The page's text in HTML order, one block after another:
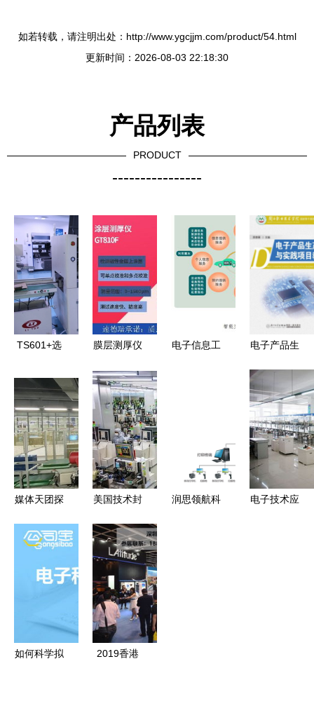
如若转载，请注明出处：http://www.ygcjjm.com/product/54.html
更新时间：2026-08-03 22:18:30
产品列表
PRODUCT
----------------
TS601+选
涂覆机 赋
能电子产品
防潮工艺与
技术开发
膜层测厚仪
价格 报价
膜层测厚仪
品牌厂家
电子信息工
电子产品生
践项目教程
从概念到成
品的创新之
旅
媒体天团探
湖南智能制
秘电子产品
新篇章
美国技术封
导体业的破
局之路 从
自主创新到
产业协同
润思领航科
电子技术应
如何科学拟
2019香港